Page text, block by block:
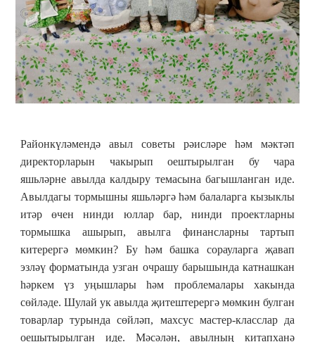
Районкүләмендә авыл советы рәисләре һәм мәктәп
директорларын чакырып оештырылган бу чара
яшьләрне авылда калдыру темасына багышланган иде.
Авылдагы тормышны яшьләргә һәм балаларга кызыклы
итәр өчен нинди юллар бар, нинди проектларны
тормышка ашырып, авылга финансларны тартып
китерергә мөмкин? Бу һәм башка сорауларга җавап
эзләү форматында узган очрашу барышында катнашкан
һәркем үз уңышлары һәм проблемалары хакында
сөйләде. Шулай ук авылда җитештерергә мөмкин булган
товарлар турында сөйләп, махсус мастер-класслар да
оешытырылган иде. Мәсәлән, авылның китапханә